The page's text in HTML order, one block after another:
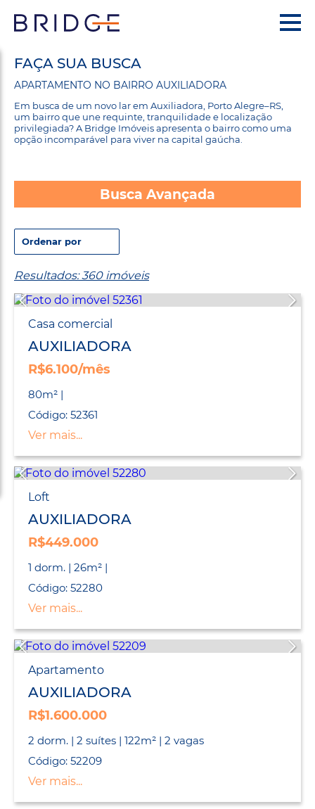
FAÇA SUA BUSCA
APARTAMENTO NO BAIRRO AUXILIADORA
Em busca de um novo lar em Auxiliadora, Porto Alegre–RS,
um bairro que une requinte, tranquilidade e localização
privilegiada? A Bridge Imóveis apresenta o bairro como uma
opção incomparável para viver na capital gaúcha.
Busca Avançada
Resultados: 360 imóveis
Casa comercial
AUXILIADORA
R$6.100/mês
80m² |
Código: 52361
Ver mais...
Loft
AUXILIADORA
R$449.000
1 dorm. | 26m² |
Código: 52280
Ver mais...
Apartamento
AUXILIADORA
R$1.600.000
2 dorm. | 2 suítes | 122m² | 2 vagas
Código: 52209
Ver mais...